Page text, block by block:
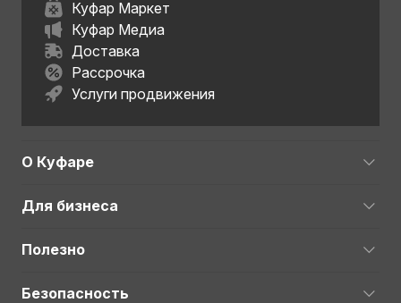
Куфар Маркет
Куфар Медиа
Доставка
Рассрочка
Услуги продвижения
О Куфаре
Для бизнеса
Полезно
Безопасность